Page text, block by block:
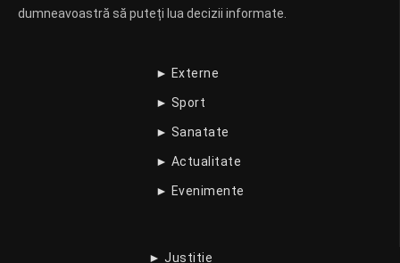
dumneavoastră să puteți lua decizii informate.
► Externe
► Sport
► Sanatate
► Actualitate
► Evenimente
► Justitie